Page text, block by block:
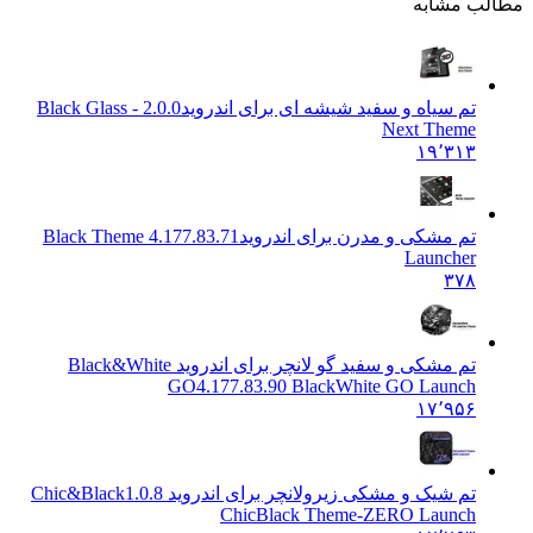
مشابه
تم سیاه و سفید شیشه ای برای اندروید
2.0.0 Black Glass -
Next Theme
۱۹٬۳۱۳
تم مشکی و مدرن برای اندروید
4.177.83.71 Black Theme
Launcher
تم مشکی و سفید گو لانچر برای اندروید Black&White
GO4.177.83.90 BlackWhite GO Launch
۱۷٬۹۵۶
تم شیک و مشکی زیرولانچر برای اندروید Chic&Black 1.0.8
ChicBlack Theme-ZERO Launch